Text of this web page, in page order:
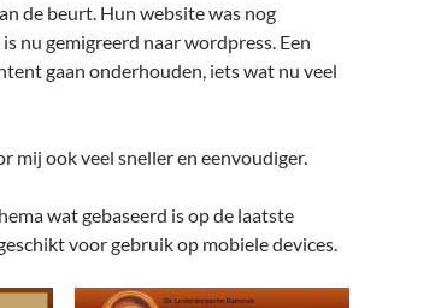
de beurt. Hun website was nog
nu gemigreerd naar wordpress. Een
gaan onderhouden, iets wat nu veel
mij ook veel sneller en eenvoudiger.
wat gebaseerd is op de laatste
voor gebruik op mobiele devices.